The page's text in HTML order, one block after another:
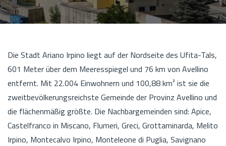
Die Stadt Ariano Irpino liegt auf der Nordseite des Ufita-Tals,
601 Meter über dem Meeresspiegel und 76 km von Avellino
entfernt. Mit 22.004 Einwohnern und 100,88 km² ist sie die
zweitbevölkerungsreichste Gemeinde der Provinz Avellino und
die flächenmäßig größte. Die Nachbargemeinden sind: Apice,
Castelfranco in Miscano, Flumeri, Greci, Grottaminarda, Melito
Irpino, Montecalvo Irpino, Monteleone di Puglia, Savignano